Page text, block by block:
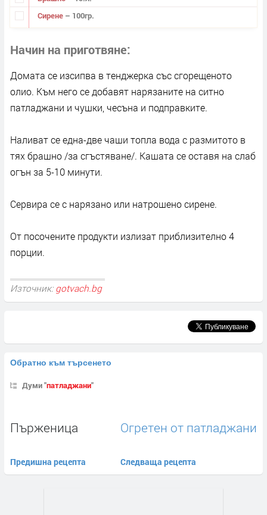
Сирене – 100гр.
Начин на приготвяне
Домата се изсипва в тенджерка със сгорещеното
олио. Към него се добавят нарязаните на ситно
патладжани и чушки, чесъна и подправките.
Наливат се една-две чаши топла вода с размитото в
тях брашно /за сгъстяване/. Кашата се оставя на слаб
огън за 5-10 минути.
Сервира се с нарязано или натрошено сирене.
От посочените продукти излизат приблизително 4
порции.
Източник: gotvach.bg
Обратно към търсенето
Думи "патладжани"
Пърженица
Предишна рецепта
Огретен от патладжани
Следваща рецепта